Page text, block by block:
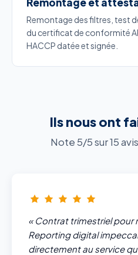
Remontage des filtres, test
du certificat de conformité
HACCP datée et signée.
Ils nous ont
Note 5/5 sur 15
« Contrat trimestriel pour
Reporting digital
directement au service